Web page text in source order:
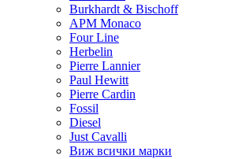
Burkhardt & Bischoff
APM Monaco
Four Line
Herbelin
Pierre Lannier
Paul Hewitt
Pierre Cardin
Fossil
Diesel
Just Cavalli
Виж всички марки